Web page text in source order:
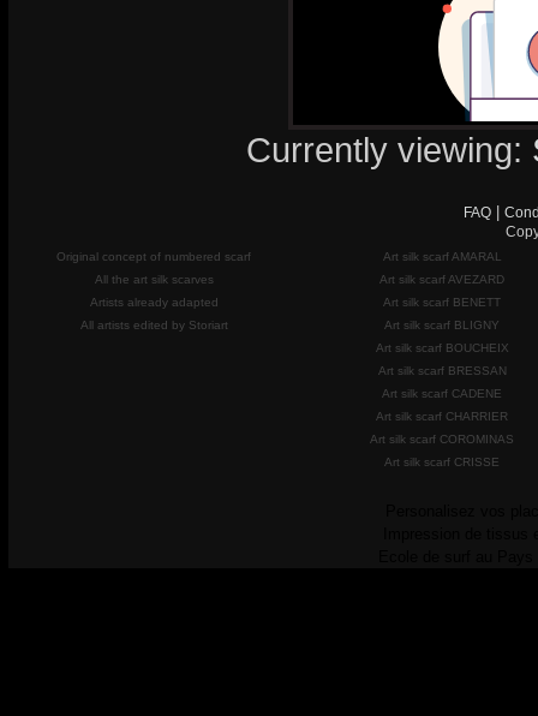
Currently viewing:
FAQ|
Original concept of numbered scarf
All the art silk scarves
Artists already adapted
All artists edited by Storiart
Art silk scarf AMARAL
Art silk scarf AVEZARD
Art silk scarf BENETT
Art silk scarf BLIGNY
Art silk scarf BOUCHEIX
Art silk scarf BRESSAN
Art silk scarf CADENE
Art silk scarf CHARRIER
Art silk scarf COROMINAS
Art silk scarf CRISSE